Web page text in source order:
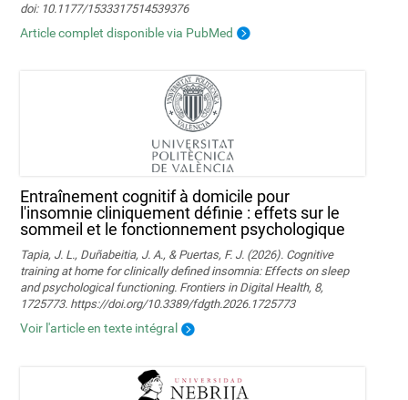
doi: 10.1177/1533317514539376
Article complet disponible via PubMed
Entraînement cognitif à domicile pour
l'insomnie cliniquement définie : effets sur le
sommeil et le fonctionnement psychologique
Tapia, J. L., Duñabeitia, J. A., & Puertas, F. J. (2026). Cognitive
training at home for clinically defined insomnia: Effects on sleep
and psychological functioning. Frontiers in Digital Health, 8,
1725773. https://doi.org/10.3389/fdgth.2026.1725773
Voir l'article en texte intégral